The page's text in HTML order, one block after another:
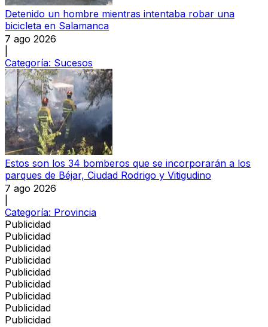
Detenido un hombre mientras intentaba robar una
bicicleta en Salamanca
7 ago 2026
Categoría: Sucesos
Estos son los 34 bomberos que se incorporarán a los
parques de Béjar, Ciudad Rodrigo y Vitigudino
7 ago 2026
Categoría: Provincia
Publicidad
Publicidad
Publicidad
Publicidad
Publicidad
Publicidad
Publicidad
Publicidad
Publicidad